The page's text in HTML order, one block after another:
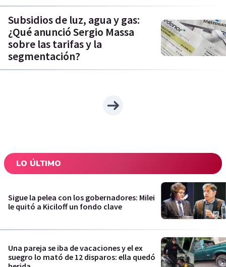
Subsidios de luz, agua y gas:
¿Qué anunció Sergio Massa
sobre las tarifas y la
segmentación?
LO ÚLTIMO
Sigue la pelea con los gobernadores: Milei
le quitó a Kiciloff un fondo clave
Una pareja se iba de vacaciones y el ex
suegro lo mató de 12 disparos: ella quedó